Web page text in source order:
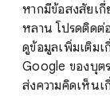
หากมีข้อสงสัยเ
หลาน โปรดติดต่
ดูข้อมูลเพิ่มเติม
Google ของบุต
ส่งความคิดเห็น